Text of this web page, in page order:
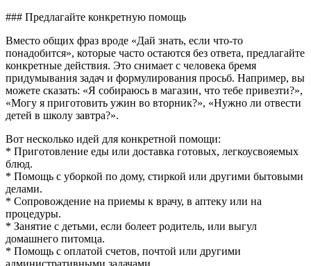
### Предлагайте конкретную помощь
Вместо общих фраз вроде «Дай знать, если что-то
понадобится», которые часто остаются без ответа, предлагайте
конкретные действия. Это снимает с человека бремя
придумывания задач и формулирования просьб. Например, вы
можете сказать: «Я собираюсь в магазин, что тебе привезти?»,
«Могу я приготовить ужин во вторник?», «Нужно ли отвести
детей в школу завтра?».
Вот несколько идей для конкретной помощи:
* Приготовление еды или доставка готовых, легкоусвояемых
блюд.
* Помощь с уборкой по дому, стиркой или другими бытовыми
делами.
* Сопровождение на приемы к врачу, в аптеку или на
процедуры.
* Занятие с детьми, если болеет родитель, или выгул
домашнего питомца.
* Помощь с оплатой счетов, почтой или другими
административными задачами.